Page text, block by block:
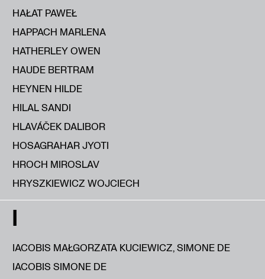
HAŁAT PAWEŁ
HAPPACH MARLENA
HATHERLEY OWEN
HAUDE BERTRAM
HEYNEN HILDE
HILAL SANDI
HLAVÁČEK DALIBOR
HOSAGRAHAR JYOTI
HROCH MIROSLAV
HRYSZKIEWICZ WOJCIECH
I
IACOBIS MAŁGORZATA KUCIEWICZ, SIMONE DE
IACOBIS SIMONE DE